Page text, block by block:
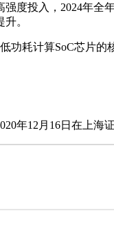
度投入，2024年全
。
功耗计算SoC芯片
年12月16日在上海